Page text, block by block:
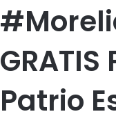
Patrio